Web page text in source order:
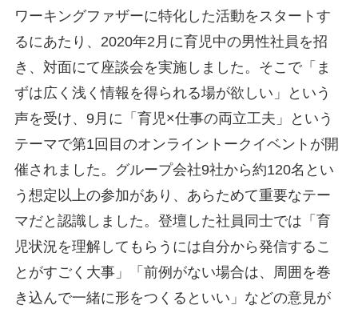
ワーキングファザーに特化した活動をスタートす
るにあたり、2020年2月に育児中の男性社員を招
き、対面にて座談会を実施しました。そこで「ま
ずは広く浅く情報を得られる場が欲しい」という
声を受け、9月に「育児×仕事の両立工夫」という
テーマで第1回目のオンライントークイベントが開
催されました。グループ会社9社から約120名とい
う想定以上の参加があり、あらためて重要なテー
マだと認識しました。登壇した社員同士では「育
児状況を理解してもらうには自分から発信するこ
とがすごく大事」「前例がない場合は、周囲を巻
き込んで一緒に形をつくるといい」などの意見が